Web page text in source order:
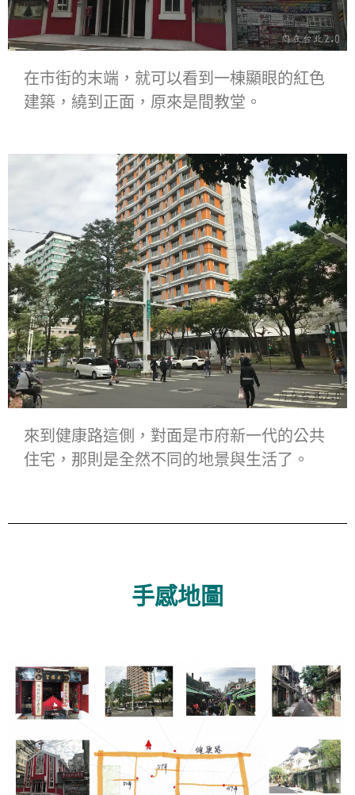
在市街的末端，就可以看到一棟顯眼的紅色
建築，繞到正面，原來是間教堂。
來到健康路這側，對面是市府新一代的公共
住宅，那則是全然不同的地景與生活了。
手感地圖